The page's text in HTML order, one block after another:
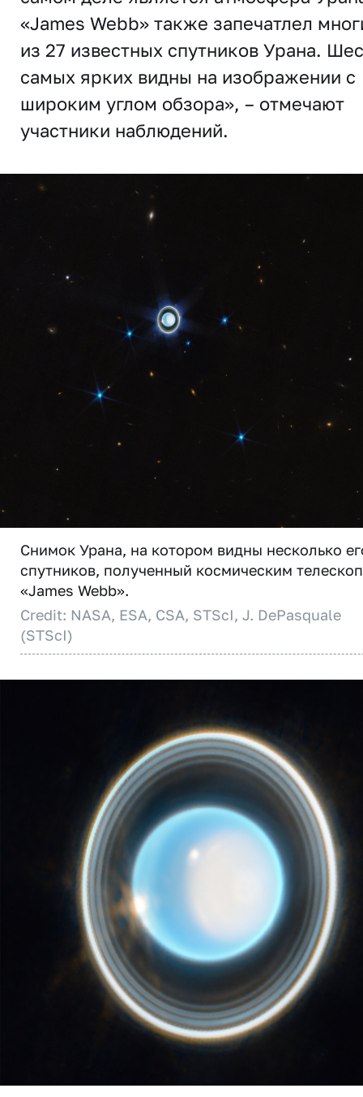
«James Webb» также запечатлел
из 27 известных спутников Урана.
самых ярких видны на изображении с
широким углом обзора», – отмечают
участники наблюдений.
Снимок Урана, на котором видны несколько
спутников, полученный космическим
«James Webb».
Credit: NASA, ESA, CSA, STScI, J. DePasquale
(STScI)